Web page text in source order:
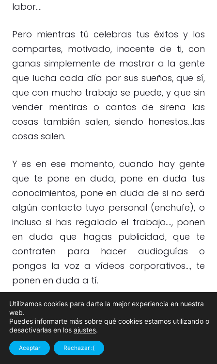
Contacta
conmigo
labor….
Pero mientras tú celebras tus éxitos y los
compartes, motivado, inocente de ti, con
ganas simplemente de mostrar a la gente
que lucha cada día por sus sueños, que sí,
que con mucho trabajo se puede, y que sin
vender mentiras o cantos de sirena las
cosas también salen, siendo honestos…las
cosas salen.
Y es en ese momento, cuando hay gente
que te pone en duda, pone en duda tus
conocimientos, pone en duda de si no será
algún contacto tuyo personal (enchufe), o
incluso si has regalado el trabajo…., ponen
en duda que hagas publicidad, que te
contraten para hacer audioguías o
pongas la voz a vídeos corporativos…, te
ponen en duda a tí.
Esas dudas te llevan a pensar si tienes el
síndrome del impostor.
¿Sábes cuál es?, ese que te hace
Utilizamos cookies para darte la mejor experiencia en nuestra
web.
Puedes informarte más sobre qué cookies estamos utilizando o
desactivarlas en los ajustes.
Aceptar Rechazar :(